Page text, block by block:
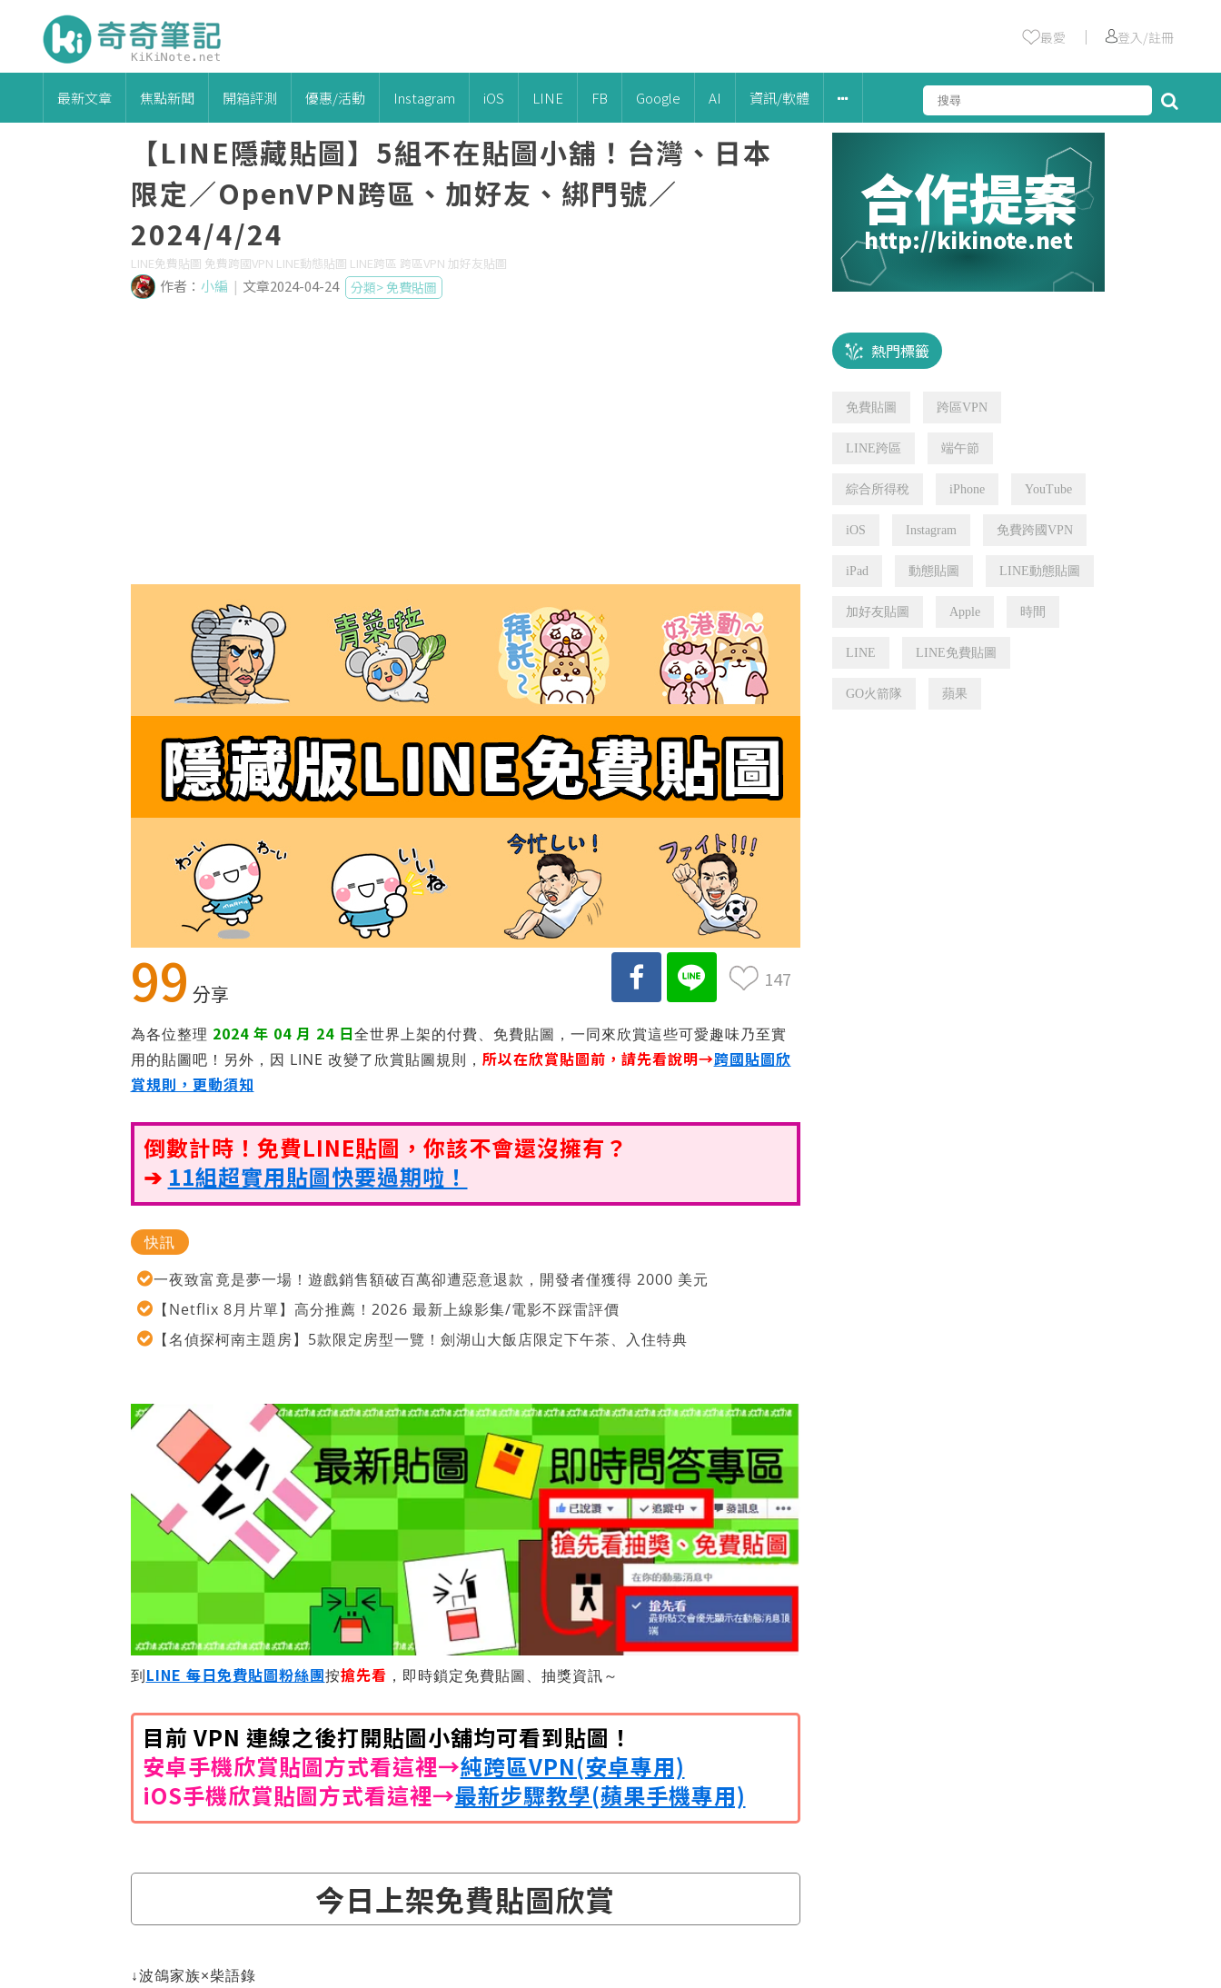
最愛 ｜ 登入/註冊
最新文章 焦點新聞 開箱評測 優惠/活動 Instagram iOS LINE FB Google AI 資訊/軟體
合作提案
http://kikinote.net
熱門標籤
免費貼圖 跨區VPN
LINE跨區 端午節
綜合所得稅 iPhone YouTube
iOS Instagram 免費跨國VPN
iPad 動態貼圖 LINE動態貼圖
加好友貼圖 Apple 時間
LINE LINE免費貼圖
GO火箭隊 蘋果
【LINE隱藏貼圖】5組不在貼圖小舖！台灣、日本
限定／OpenVPN跨區、加好友、綁門號／
2024/4/24
LINE免費貼圖 免費跨國VPN LINE動態貼圖 LINE跨區 跨區VPN 加好友貼圖
作者： 小編 | 文章2024-04-24 分類>免費貼圖
99 分享
147
為各位整理 2024 年 04 月 24 日全世界上架的付費、免費貼圖，一同來欣賞這些可愛趣味乃至實
用的貼圖吧！另外，因 LINE 改變了欣賞貼圖規則， 所以在欣賞貼圖前，請先看說明→跨國貼圖欣
賞規則，更動須知
倒數計時！免費LINE貼圖，你該不會還沒擁有？
➔ 11組超實用貼圖快要過期啦！
快訊
一夜致富竟是夢一場！遊戲銷售額破百萬卻遭惡意退款，開發者僅獲得 2000 美元
【Netflix 8月片單】高分推薦！2026 最新上線影集/電影不踩雷評價
【名偵探柯南主題房】5款限定房型一覽！劍湖山大飯店限定下午茶、入住特典
到LINE 每日免費貼圖粉絲團按搶先看 ，即時鎖定免費貼圖、抽獎資訊～
目前 VPN 連線之後打開貼圖小舖均可看到貼圖！
安卓手機欣賞貼圖方式看這裡→純跨區VPN(安卓專用)
iOS手機欣賞貼圖方式看這裡→最新步驟教學(蘋果手機專用)
今日上架免費貼圖欣賞
↓波鴿家族×柴語錄